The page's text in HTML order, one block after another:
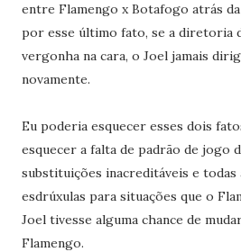
entre Flamengo x Botafogo atrás
por esse último fato, se a diretoria
vergonha na cara, o Joel jamais
novamente.
Eu poderia esquecer esses dois
esquecer a falta de padrão de jogo
substituições inacreditáveis e todas
esdrúxulas para situações que o
Joel tivesse alguma chance de
Flamengo.